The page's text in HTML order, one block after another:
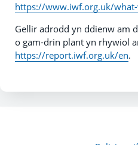
https://www.iwf.org.uk/
Gellir adrodd yn ddienw am
o gam-drin plant yn rhywiol
https://report.iwf.org.uk/en.